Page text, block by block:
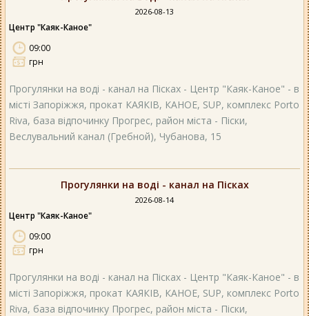
2026-08-13
Центр "Каяк-Каное"
09:00
грн
Прогулянки на воді - канал на Пісках - Центр "Каяк-Каное" - в
місті Запоріжжя, прокат КАЯКІВ, КАНОЕ, SUP, комплекс Porto
Riva, база відпочинку Прогрес, район міста - Піски,
Веслувальний канал (Гребной), Чубанова, 15
Прогулянки на воді - канал на Пісках
2026-08-14
Центр "Каяк-Каное"
09:00
грн
Прогулянки на воді - канал на Пісках - Центр "Каяк-Каное" - в
місті Запоріжжя, прокат КАЯКІВ, КАНОЕ, SUP, комплекс Porto
Riva, база відпочинку Прогрес, район міста - Піски,